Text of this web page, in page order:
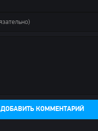
ДОБАВИТЬ КОММЕНТАРИЙ